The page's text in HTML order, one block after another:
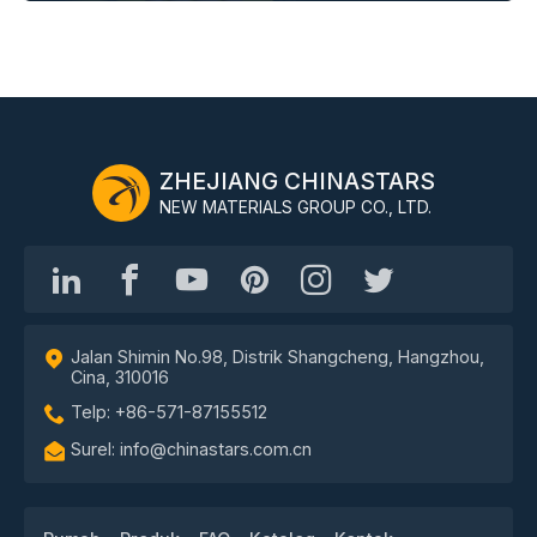
ZHEJIANG CHINASTARS
NEW MATERIALS GROUP CO., LTD.
Jalan Shimin No.98, Distrik Shangcheng, Hangzhou,
Cina, 310016
Telp: +86-571-87155512
Surel: info@chinastars.com.cn